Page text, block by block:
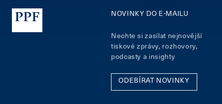
NOVINKY DO E-MAILU
Nechte si zasílat nejnovější
tiskové zprávy, rozhovory,
podcasty a insighty
ODEBÍRAT NOVINKY